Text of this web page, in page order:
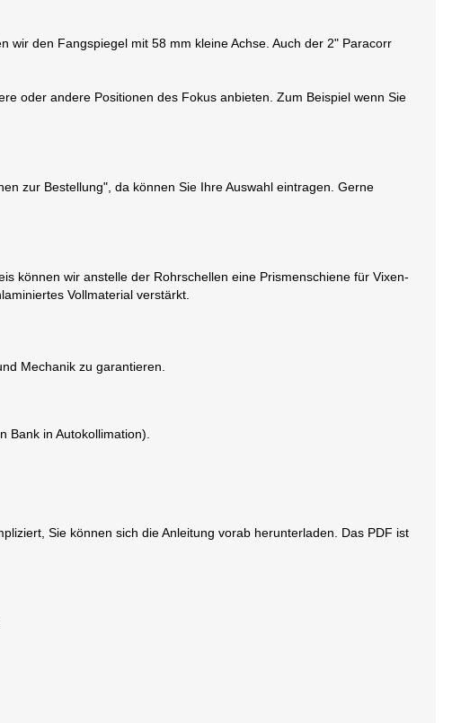
wir den Fangspiegel mit 58 mm kleine Achse. Auch der 2" Paracorr
oder andere Positionen des Fokus anbieten. Zum Beispiel wenn Sie
zur Bestellung", da können Sie Ihre Auswahl eintragen. Gerne
können wir anstelle der Rohrschellen eine Prismenschiene für Vixen-
Vollmaterial verstärkt.
Mechanik zu garantieren.
Bank in Autokollimation).
Sie können sich die Anleitung vorab herunterladen. Das PDF ist